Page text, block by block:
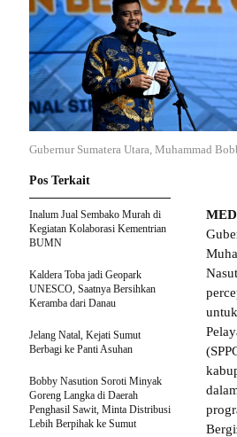
Gubernur Sumatera Utara, Muhammad
Pos Terkait
Inalum Jual Sembako Murah di
Kegiatan Kolaborasi Kementrian
BUMN
Kaldera Toba jadi Geopark
UNESCO, Saatnya Bersihkan
Keramba dari Danau
Jelang Natal, Kejati Sumut
Berbagi ke Panti Asuhan
Bobby Nasution Soroti Minyak
Goreng Langka di Daerah
Penghasil Sawit, Minta Distribusi
Lebih Berpihak ke Sumut